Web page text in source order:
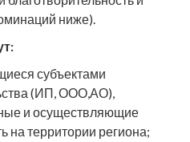
ниже).
субъектами
(ИП, ООО,АО),
и осуществляющие
на территории региона;